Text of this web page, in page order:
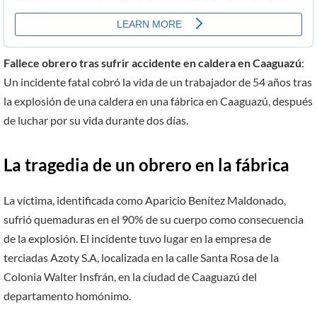
Fallece obrero tras sufrir accidente en caldera en Caaguazú:
Un incidente fatal cobró la vida de un trabajador de 54 años tras
la explosión de una caldera en una fábrica en Caaguazú, después
de luchar por su vida durante dos días.
La tragedia de un obrero en la fábrica
La víctima, identificada como Aparicio Benítez Maldonado,
sufrió quemaduras en el 90% de su cuerpo como consecuencia
de la explosión. El incidente tuvo lugar en la empresa de
terciadas Azoty S.A, localizada en la calle Santa Rosa de la
Colonia Walter Insfrán, en la ciudad de Caaguazú del
departamento homónimo.